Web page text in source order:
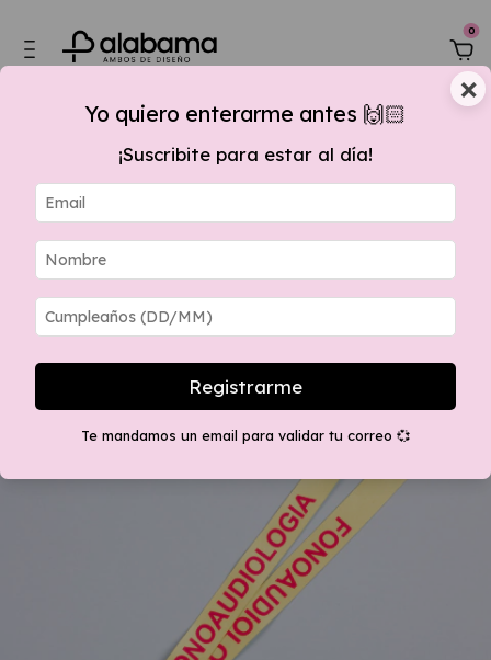
0
15 % OFF por transferencia + envios GRATIS apartir
×
Yo quiero enterarme antes 🙌🏻
¡Suscribite para estar al día!
Registrarme
Te mandamos un email para validar tu correo 💞